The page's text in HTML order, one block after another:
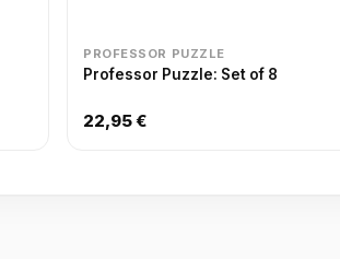
PROFESSOR PUZZLE
Professor Puzzle: Set of 8
22,95 €